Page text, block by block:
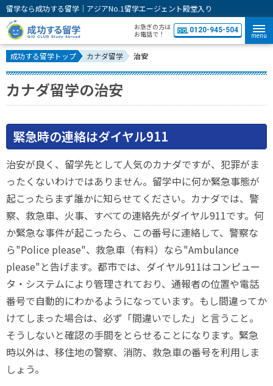
留学なら成功する留学｜アジアNo.1留学エージェント殿堂入り
お急ぎの方は
お電話で！
0120-945-504
menu
成功する留学トップ カナダ留学 治安
カナダ留学の治安
緊急時の連絡はダイヤル911
治安が良く、留学先として人気のカナダですが、犯罪がま
ったくないわけではありません。留学中に何か緊急事態が
起こったらまず誰かに知らせてください。カナダでは、警
察、救急車、火事、すべての連絡先がダイヤル911です。何
か緊急な事件が起こったら、この番号に連絡して、警察な
ら"Police please"、救急車（有料）なら"Ambulance
please"と告げます。都市では、ダイヤル911はコンピュー
タ・システムにより管理されており、通報者の位置や電話
番号で自動的にわかるようになっています。もし間違ってか
けてしまった場合は、必ず「間違いでした」と言うこと。
そうしないと確認の手間をとらせることになります。緊急
時以外は、移住地の警察、消防、救急車の番号を利用しま
しょう。